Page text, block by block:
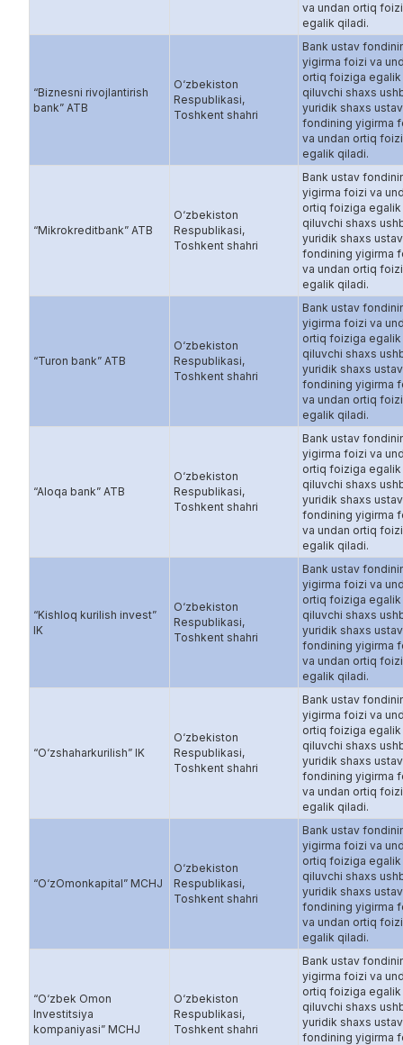
va undan ortiq
egalik qiladi.
“Biznesni rivojlantirish
bank” ATB
O‘zbekiston
Respublikasi,
Toshkent shahri
Bank ustav
yigirma foizi va
ortiq foiziga egalik
qiluvchi shaxs
yuridik shaxs ustav
fondining yigirma
va undan ortiq
egalik qiladi.
“Mikrokreditbank” ATB
O‘zbekiston
Respublikasi,
Toshkent shahri
Bank ustav
yigirma foizi va
ortiq foiziga egalik
qiluvchi shaxs
yuridik shaxs ustav
fondining yigirma
va undan ortiq
egalik qiladi.
“Turon bank” ATB
O‘zbekiston
Respublikasi,
Toshkent shahri
Bank ustav
yigirma foizi va
ortiq foiziga egalik
qiluvchi shaxs
yuridik shaxs ustav
fondining yigirma
va undan ortiq
egalik qiladi.
“Aloqa bank” ATB
O‘zbekiston
Respublikasi,
Toshkent shahri
Bank ustav
yigirma foizi va
ortiq foiziga egalik
qiluvchi shaxs
yuridik shaxs ustav
fondining yigirma
va undan ortiq
egalik qiladi.
“Kishloq kurilish invest”
IK
O‘zbekiston
Respublikasi,
Toshkent shahri
Bank ustav
yigirma foizi va
ortiq foiziga egalik
qiluvchi shaxs
yuridik shaxs ustav
fondining yigirma
va undan ortiq
egalik qiladi.
“O‘zshaharkurilish” IK
O‘zbekiston
Respublikasi,
Toshkent shahri
Bank ustav
yigirma foizi va
ortiq foiziga egalik
qiluvchi shaxs
yuridik shaxs ustav
fondining yigirma
va undan ortiq
egalik qiladi.
“O‘zOmonkapital” MCHJ
O‘zbekiston
Respublikasi,
Toshkent shahri
Bank ustav
yigirma foizi va
ortiq foiziga egalik
qiluvchi shaxs
yuridik shaxs ustav
fondining yigirma
va undan ortiq
egalik qiladi.
“O‘zbek Omon
Investitsiya
kompaniyasi” MCHJ
O‘zbekiston
Respublikasi,
Toshkent shahri
Bank ustav
yigirma foizi va
ortiq foiziga egalik
qiluvchi shaxs
yuridik shaxs ustav
fondining yigirma